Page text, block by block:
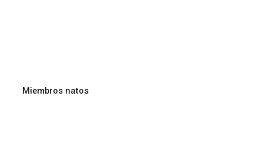
Miembros natos